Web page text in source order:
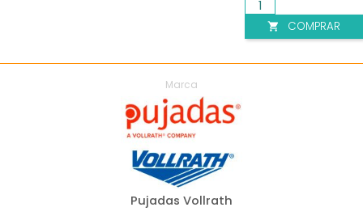
Marca
Pujadas Vollrath
 COMPRAR